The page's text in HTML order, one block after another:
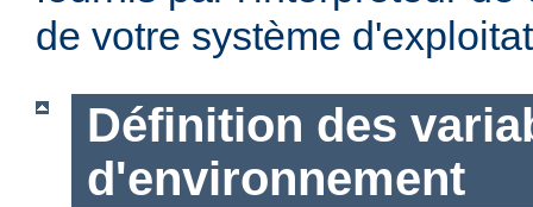
de votre système
Définition des
d'environnement